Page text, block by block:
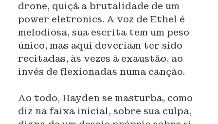
drone, quiçá a brutalidade de um
power eletronics. A voz de Ethel é
melodiosa, sua escrita tem um peso
único, mas aqui deveriam ter sido
recitadas, às vezes à exaustão, ao
invés de flexionadas numa canção.
Ao todo, Hayden se masturba, como
diz na faixa inicial, sobre sua culpa,